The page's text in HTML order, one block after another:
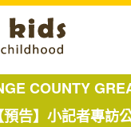
COUNTY
告】小記者專訪